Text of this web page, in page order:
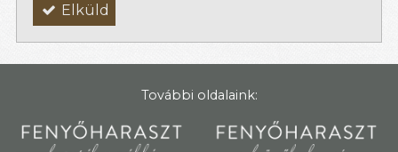
Elküld
További oldalaink: